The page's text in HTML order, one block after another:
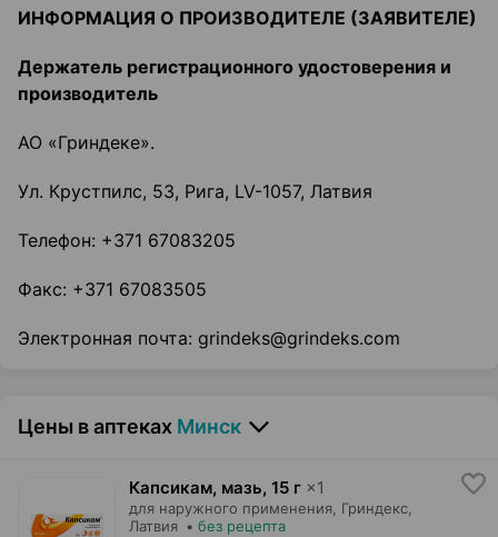
ИНФОРМАЦИЯ О ПРОИЗВОДИТЕЛЕ (ЗАЯВИТЕЛЕ)
Держатель регистрационного удостоверения и
производитель
АО «Гриндеке».
Ул. Крустпилс, 53, Рига, LV-1057, Латвия
Телефон: +371 67083205
Факс: +371 67083505
Электронная почта: grindeks@grindeks.com
Цены в аптеках Минск
Капсикам, мазь, 15 г ×1
для наружного применения, Гриндекс,
Латвия • без рецепта